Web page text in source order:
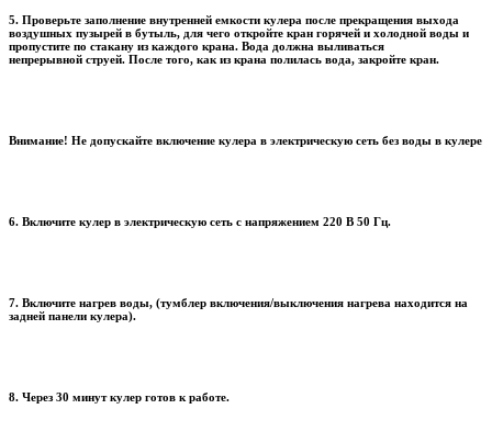
5. Проверьте заполнение внутренней емкости кулера после прекращения выхода
воздушных пузырей в бутыль, для чего откройте кран горячей и холодной воды и
пропустите по стакану из каждого крана. Вода должна выливаться
непрерывной струей. После того, как из крана полилась вода, закройте кран.
Внимание! Не допускайте включение кулера в электрическую сеть без воды в кулере
6. Включите кулер в электрическую сеть с напряжением 220 В 50 Гц.
7. Включите нагрев воды, (тумблер включения/выключения нагрева находится на
задней панели кулера).
8. Через 30 минут кулер готов к работе.